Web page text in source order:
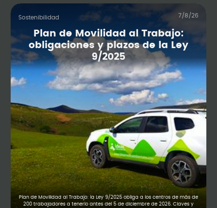
Sostenibilidad 7/8/26
Plan de Movilidad al Trabajo:
obligaciones y plazos de la Ley
9/2025
Plan de Movilidad al Trabajo: la Ley 9/2025 obliga a los centros de más de
200 trabajadores a tenerlo antes del 5 de diciembre de 2026. Claves y